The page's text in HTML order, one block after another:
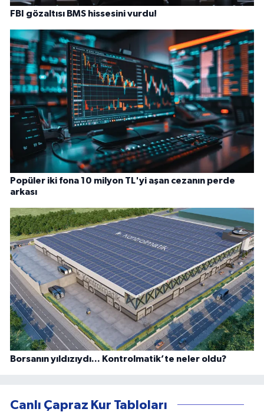
FBI gözaltısı BMS hissesini vurdu!
Popüler iki fona 10 milyon TL'yi aşan cezanın perde
arkası
Borsanın yıldızıydı... Kontrolmatik’te neler oldu?
Canlı Çapraz Kur Tabloları